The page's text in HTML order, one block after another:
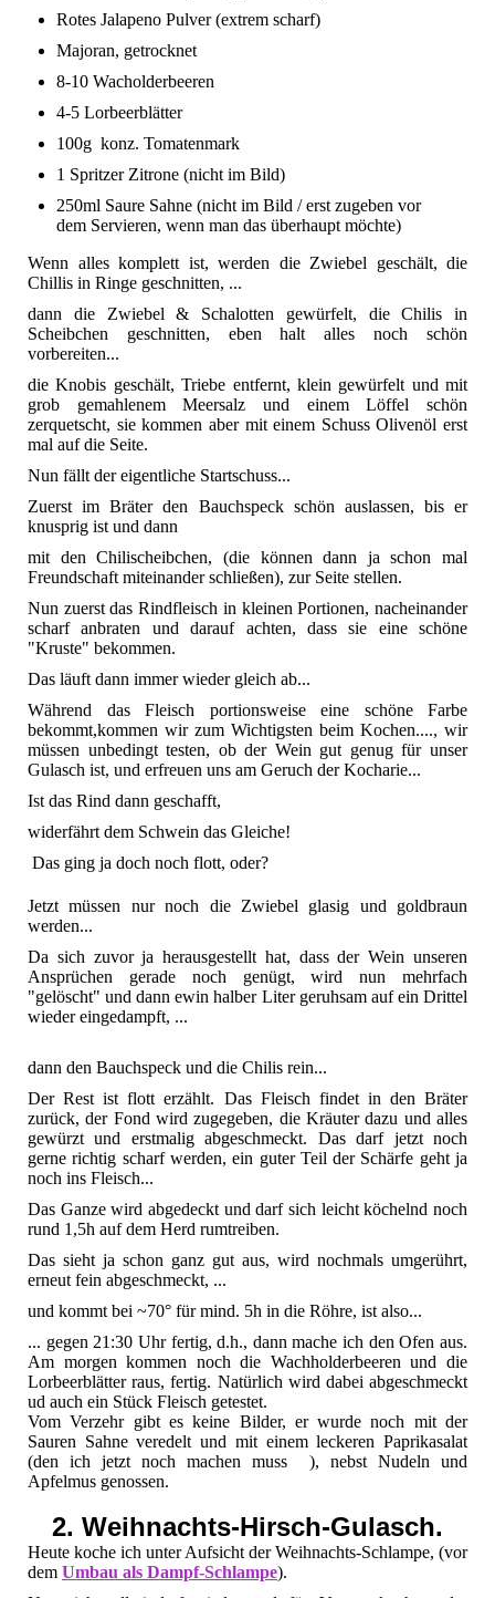
Rotes Jalapeno Pulver (extrem scharf)
Majoran, getrocknet
8-10 Wacholderbeeren
4-5 Lorbeerblätter
100g konz. Tomatenmark
1 Spritzer Zitrone (nicht im Bild)
250ml Saure Sahne (nicht im Bild / erst zugeben vor
dem Servieren, wenn man das überhaupt möchte)
Wenn alles komplett ist, werden die Zwiebel geschält, die
Chillis in Ringe geschnitten, ...
dann die Zwiebel & Schalotten gewürfelt, die Chilis in
Scheibchen geschnitten, eben halt alles noch schön
vorbereiten...
die Knobis geschält, Triebe entfernt, klein gewürfelt und mit
grob gemahlenem Meersalz und einem Löffel schön
zerquetscht, sie kommen aber mit einem Schuss Olivenöl erst
mal auf die Seite.
Nun fällt der eigentliche Startschuss...
Zuerst im Bräter den Bauchspeck schön auslassen, bis er
knusprig ist und dann
mit den Chilischeibchen, (die können dann ja schon mal
Freundschaft miteinander schließen), zur Seite stellen.
Nun zuerst das Rindfleisch in kleinen Portionen, nacheinander
scharf anbraten und darauf achten, dass sie eine schöne
"Kruste" bekommen.
Das läuft dann immer wieder gleich ab...
Während das Fleisch portionsweise eine schöne Farbe
bekommt,kommen wir zum Wichtigsten beim Kochen...., wir
müssen unbedingt testen, ob der Wein gut genug für unser
Gulasch ist, und erfreuen uns am Geruch der Kocharie...
Ist das Rind dann geschafft,
widerfährt dem Schwein das Gleiche!
Das ging ja doch noch flott, oder?
Jetzt müssen nur noch die Zwiebel glasig und goldbraun
werden...
Da sich zuvor ja herausgestellt hat, dass der Wein unseren
Ansprüchen gerade noch genügt, wird nun mehrfach
"gelöscht" und dann ewin halber Liter geruhsam auf ein Drittel
wieder eingedampft, ...
dann den Bauchspeck und die Chilis rein...
Der Rest ist flott erzählt. Das Fleisch findet in den Bräter
zurück, der Fond wird zugegeben, die Kräuter dazu und alles
gewürzt und erstmalig abgeschmeckt. Das darf jetzt noch
gerne richtig scharf werden, ein guter Teil der Schärfe geht ja
noch ins Fleisch...
Das Ganze wird abgedeckt und darf sich leicht köchelnd noch
rund 1,5h auf dem Herd rumtreiben.
Das sieht ja schon ganz gut aus, wird nochmals umgerührt,
erneut fein abgeschmeckt, ...
und kommt bei ~70° für mind. 5h in die Röhre, ist also...
... gegen 21:30 Uhr fertig, d.h., dann mache ich den Ofen aus.
Am morgen kommen noch die Wachholderbeeren und die
Lorbeerblätter raus, fertig. Natürlich wird dabei abgeschmeckt
ud auch ein Stück Fleisch getestet.
Vom Verzehr gibt es keine Bilder, er wurde noch mit der
Sauren Sahne veredelt und mit einem leckeren Paprikasalat
(den ich jetzt noch machen muss ), nebst Nudeln und
Apfelmus genossen.
2. Weihnachts-Hirsch-Gulasch.
Heute koche ich unter Aufsicht der Weihnachts-Schlampe, (vor
dem Umbau als Dampf-Schlampe).